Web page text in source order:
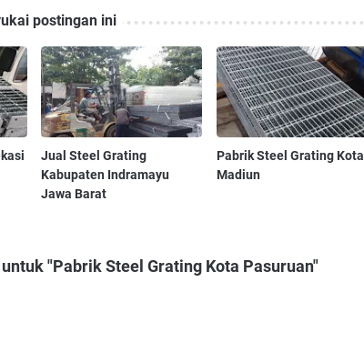
postingan ini
Jual Steel Grating
Kabupaten Indramayu
Jawa Barat
Pabrik Steel Grating Kota
Madiun
"Pabrik Steel Grating Kota Pasuruan"